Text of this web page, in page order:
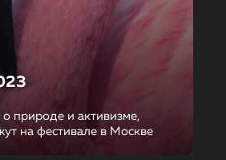
природе и активизме,
на фестивале в Москве